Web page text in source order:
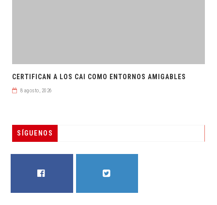
CERTIFICAN A LOS CAI COMO ENTORNOS AMIGABLES
8 agosto, 2026
SÍGUENOS